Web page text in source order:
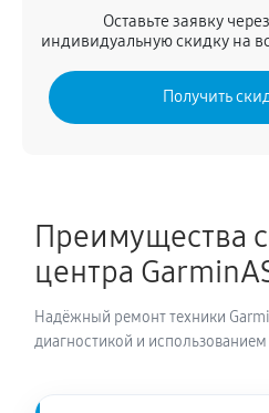
460 руб
Восстановление после
490 руб
Оставьте заявку
индивидуальную скидку на
Получить
Преимущества
центра
Надёжный ремонт техники
диагностикой и